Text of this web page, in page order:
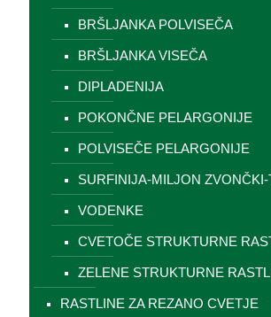
BRŠLJANKA POLVISEČA
BRŠLJANKA VISEČA
DIPLADENIJA
POKONČNE PELARGONIJE
POLVISEČE PELARGONIJE
SURFINIJA-MILJON ZVONČKI-
VODENKE
CVETOČE STRUKTURNE
ZELENE STRUKTURNE
RASTLINE ZA REZANO CVETJE